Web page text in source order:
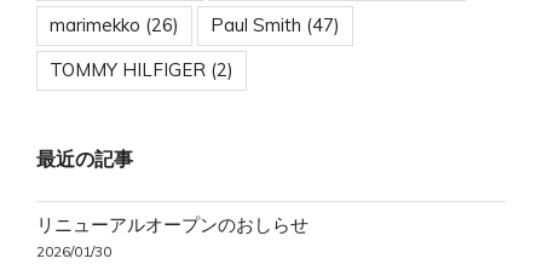
marimekko (26) Paul Smith (47)
TOMMY HILFIGER (2)
最近の記事
リニューアルオープンのおしらせ
2026/01/30